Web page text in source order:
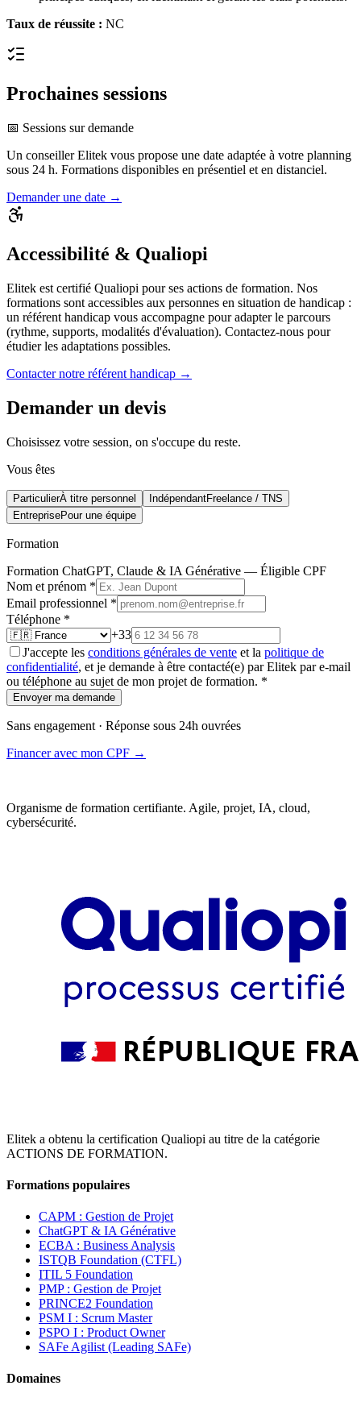
Taux de réussite : NC
Prochaines sessions
📅 Sessions sur demande
Un conseiller Elitek vous propose une date adaptée à votre planning
sous 24 h. Formations disponibles en présentiel et en distanciel.
Demander une date →
Accessibilité & Qualiopi
Elitek est certifié Qualiopi pour ses actions de formation. Nos
formations sont accessibles aux personnes en situation de handicap :
un référent handicap vous accompagne pour adapter le parcours
(rythme, supports, modalités d'évaluation). Contactez-nous pour
étudier les adaptations possibles.
Contacter notre référent handicap →
Demander un devis
Choisissez votre session, on s'occupe du reste.
Vous êtes
ParticulierÀ titre personnel IndépendantFreelance / TNS
EntreprisePour une équipe
Formation
Formation ChatGPT, Claude & IA Générative — Éligible CPF
Nom et prénom *
Email professionnel *
Téléphone *
+33
J'accepte les conditions générales de vente et la politique de
confidentialité, et je demande à être contacté(e) par Elitek par e-mail
ou téléphone au sujet de mon projet de formation. *
Envoyer ma demande
Sans engagement · Réponse sous 24h ouvrées
Financer avec mon CPF →
Organisme de formation certifiante. Agile, projet, IA, cloud,
cybersécurité.
Elitek a obtenu la certification Qualiopi au titre de la catégorie
ACTIONS DE FORMATION.
Formations populaires
CAPM : Gestion de Projet
ChatGPT & IA Générative
ECBA : Business Analysis
ISTQB Foundation (CTFL)
ITIL 5 Foundation
PMP : Gestion de Projet
PRINCE2 Foundation
PSM I : Scrum Master
PSPO I : Product Owner
SAFe Agilist (Leading SAFe)
Domaines